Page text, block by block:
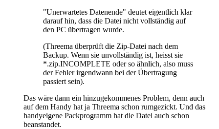
"Unerwartetes Datenende" deutet eigentlich klar
darauf hin, dass die Datei nicht vollständig auf
den PC übertragen wurde.
(Threema überprüft die Zip-Datei nach dem
Backup. Wenn sie unvollständig ist, heisst sie
*.zip.INCOMPLETE oder so ähnlich, also muss
der Fehler irgendwann bei der Übertragung
passiert sein).
Das wäre dann ein hinzugekommenes Problem, denn auch
auf dem Handy hat ja Threema schon rumgezickt. Und das
handyeigene Packprogramm hat die Datei auch schon
beanstandet.